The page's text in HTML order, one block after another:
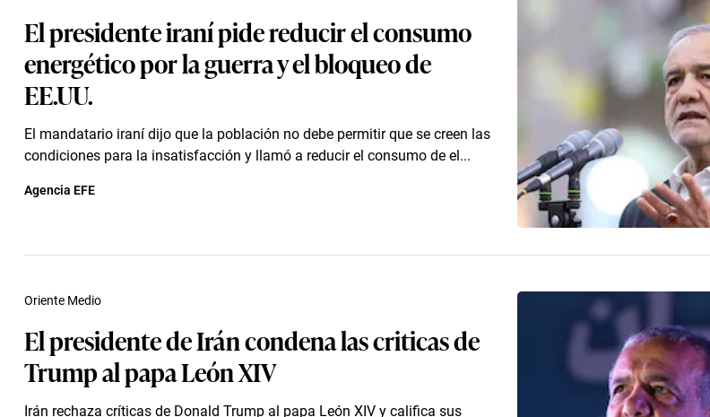
El presidente iraní pide reducir el consumo
energético por la guerra y el bloqueo de
EE.UU.
El mandatario iraní dijo que la población no debe permitir que se creen las
condiciones para la insatisfacción y llamó a reducir el consumo de el...
Agencia EFE
El presidente de Irán condena las criticas de
Trump al papa León XIV
Irán rechaza críticas de Donald Trump al papa León XIV y califica sus
Oriente Medio